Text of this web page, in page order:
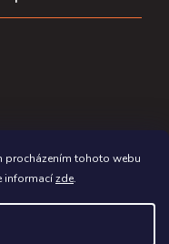
procházením tohoto webu
informacízde.
práva vyhrazena.